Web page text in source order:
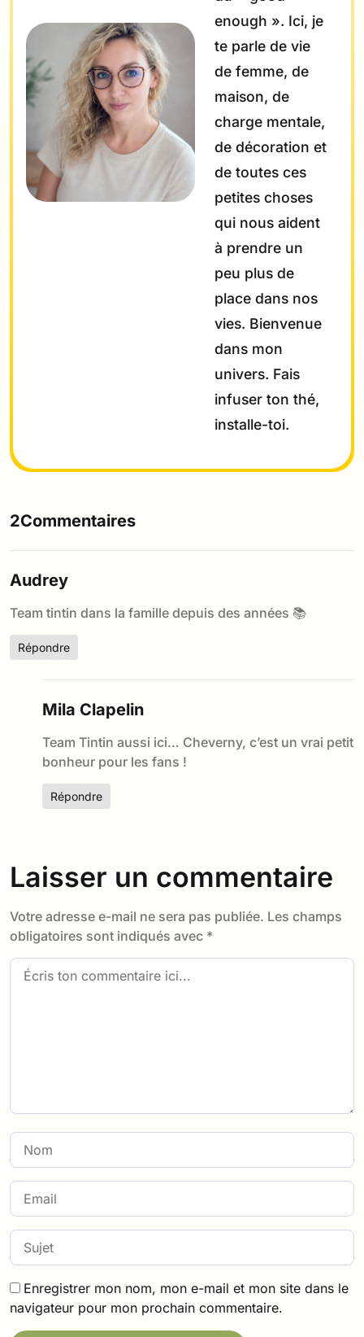
enough ». Ici, je
te parle de vie
de femme, de
maison, de
charge mentale,
de décoration et
de toutes ces
petites choses
qui nous aident
à prendre un
peu plus de
place dans nos
vies. Bienvenue
dans mon
univers. Fais
infuser ton thé,
installe-toi.
2Commentaires
Audrey
Team tintin dans la famille depuis des années 📚
Répondre
Mila Clapelin
Team Tintin aussi ici… Cheverny, c’est un vrai petit
bonheur pour les fans !
Répondre
Laisser un commentaire
Votre adresse e-mail ne sera pas publiée. Les champs
obligatoires sont indiqués avec *
Enregistrer mon nom, mon e-mail et mon site dans le
navigateur pour mon prochain commentaire.